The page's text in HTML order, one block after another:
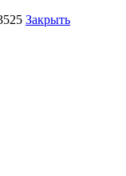
Закрыть